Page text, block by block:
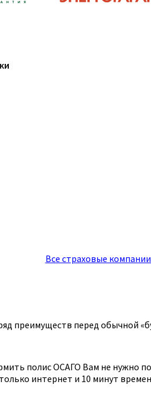
Все страховые
преимуществ перед обычной
полис ОСАГО Вам не нужно
интернет и 10 минут